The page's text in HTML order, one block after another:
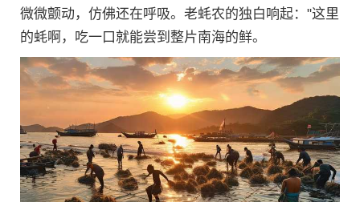
微微颤动，仿佛还在呼吸。老蚝农的独白响起："这里
的蚝啊，吃一口就能尝到整片南海的鲜。